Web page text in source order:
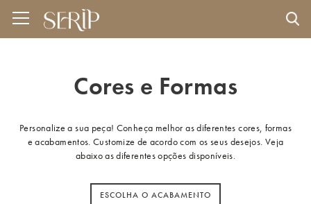
Cores e Formas
Personalize a sua peça! Conheça melhor as diferentes cores, formas
e acabamentos. Customize de acordo com os seus desejos. Veja
abaixo as diferentes opções disponíveis.
ESCOLHA O ACABAMENTO